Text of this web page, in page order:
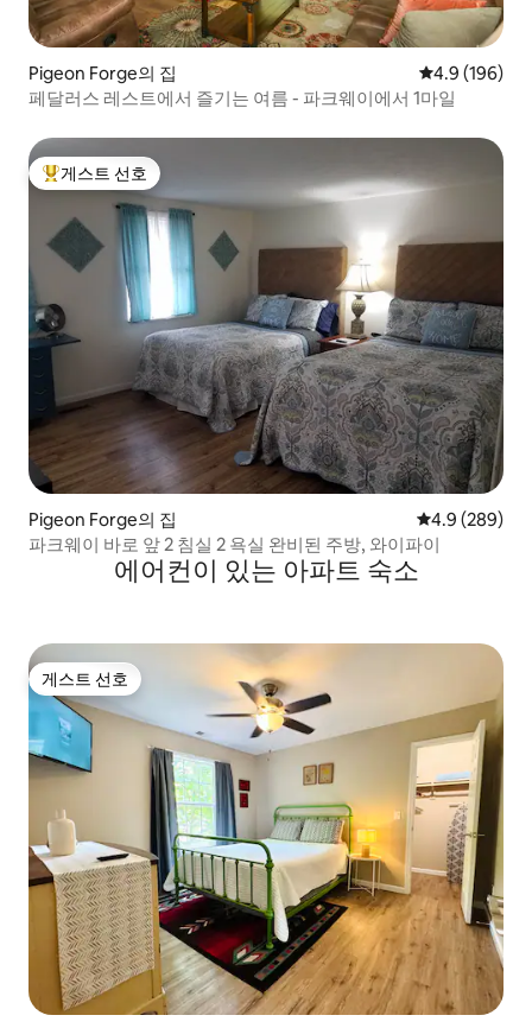
Pigeon Forge의 집 평점 4.9점(5
4.9 (196)
페달러스 레스트에서 즐기는 여름 - 파크웨이에서 1마일
상위 게스트 선호
게스트 선호
Pigeon Forge의 집 평점 4.9점(5
4.9 (289)
파크웨이 바로 앞 2 침실 2 욕실 완비된 주방, 와이파이
에어컨이 있는 아파트 숙소
게스트 선호
게스트 선호